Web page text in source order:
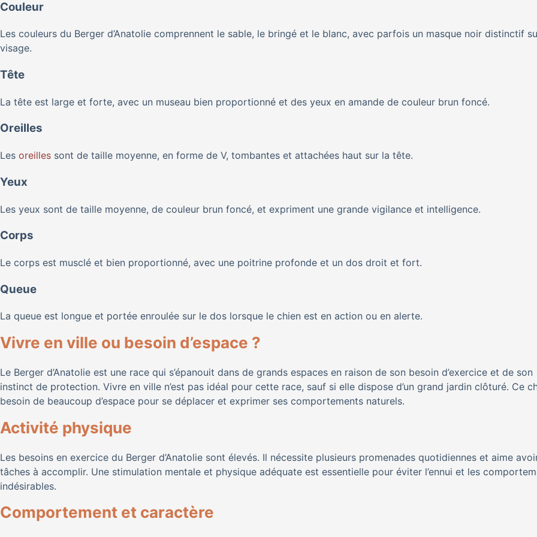
Couleur
Les couleurs du Berger d’Anatolie comprennent le sable, le bringé et le blanc, avec parfois un masque noir distinctif
visage.
Tête
La tête est large et forte, avec un museau bien proportionné et des yeux en amande de couleur brun foncé.
Oreilles
Les oreilles sont de taille moyenne, en forme de V, tombantes et attachées haut sur la tête.
Yeux
Les yeux sont de taille moyenne, de couleur brun foncé, et expriment une grande vigilance et intelligence.
Corps
Le corps est musclé et bien proportionné, avec une poitrine profonde et un dos droit et fort.
Queue
La queue est longue et portée enroulée sur le dos lorsque le chien est en action ou en alerte.
Vivre en ville ou besoin d’espace ?
Le Berger d’Anatolie est une race qui s’épanouit dans de grands espaces en raison de son besoin d’exercice et de son
instinct de protection. Vivre en ville n’est pas idéal pour cette race, sauf si elle dispose d’un grand jardin clôturé. Ce
besoin de beaucoup d’espace pour se déplacer et exprimer ses comportements naturels.
Activité physique
Les besoins en exercice du Berger d’Anatolie sont élevés. Il nécessite plusieurs promenades quotidiennes et aime
tâches à accomplir. Une stimulation mentale et physique adéquate est essentielle pour éviter l’ennui et les
indésirables.
Comportement et caractère